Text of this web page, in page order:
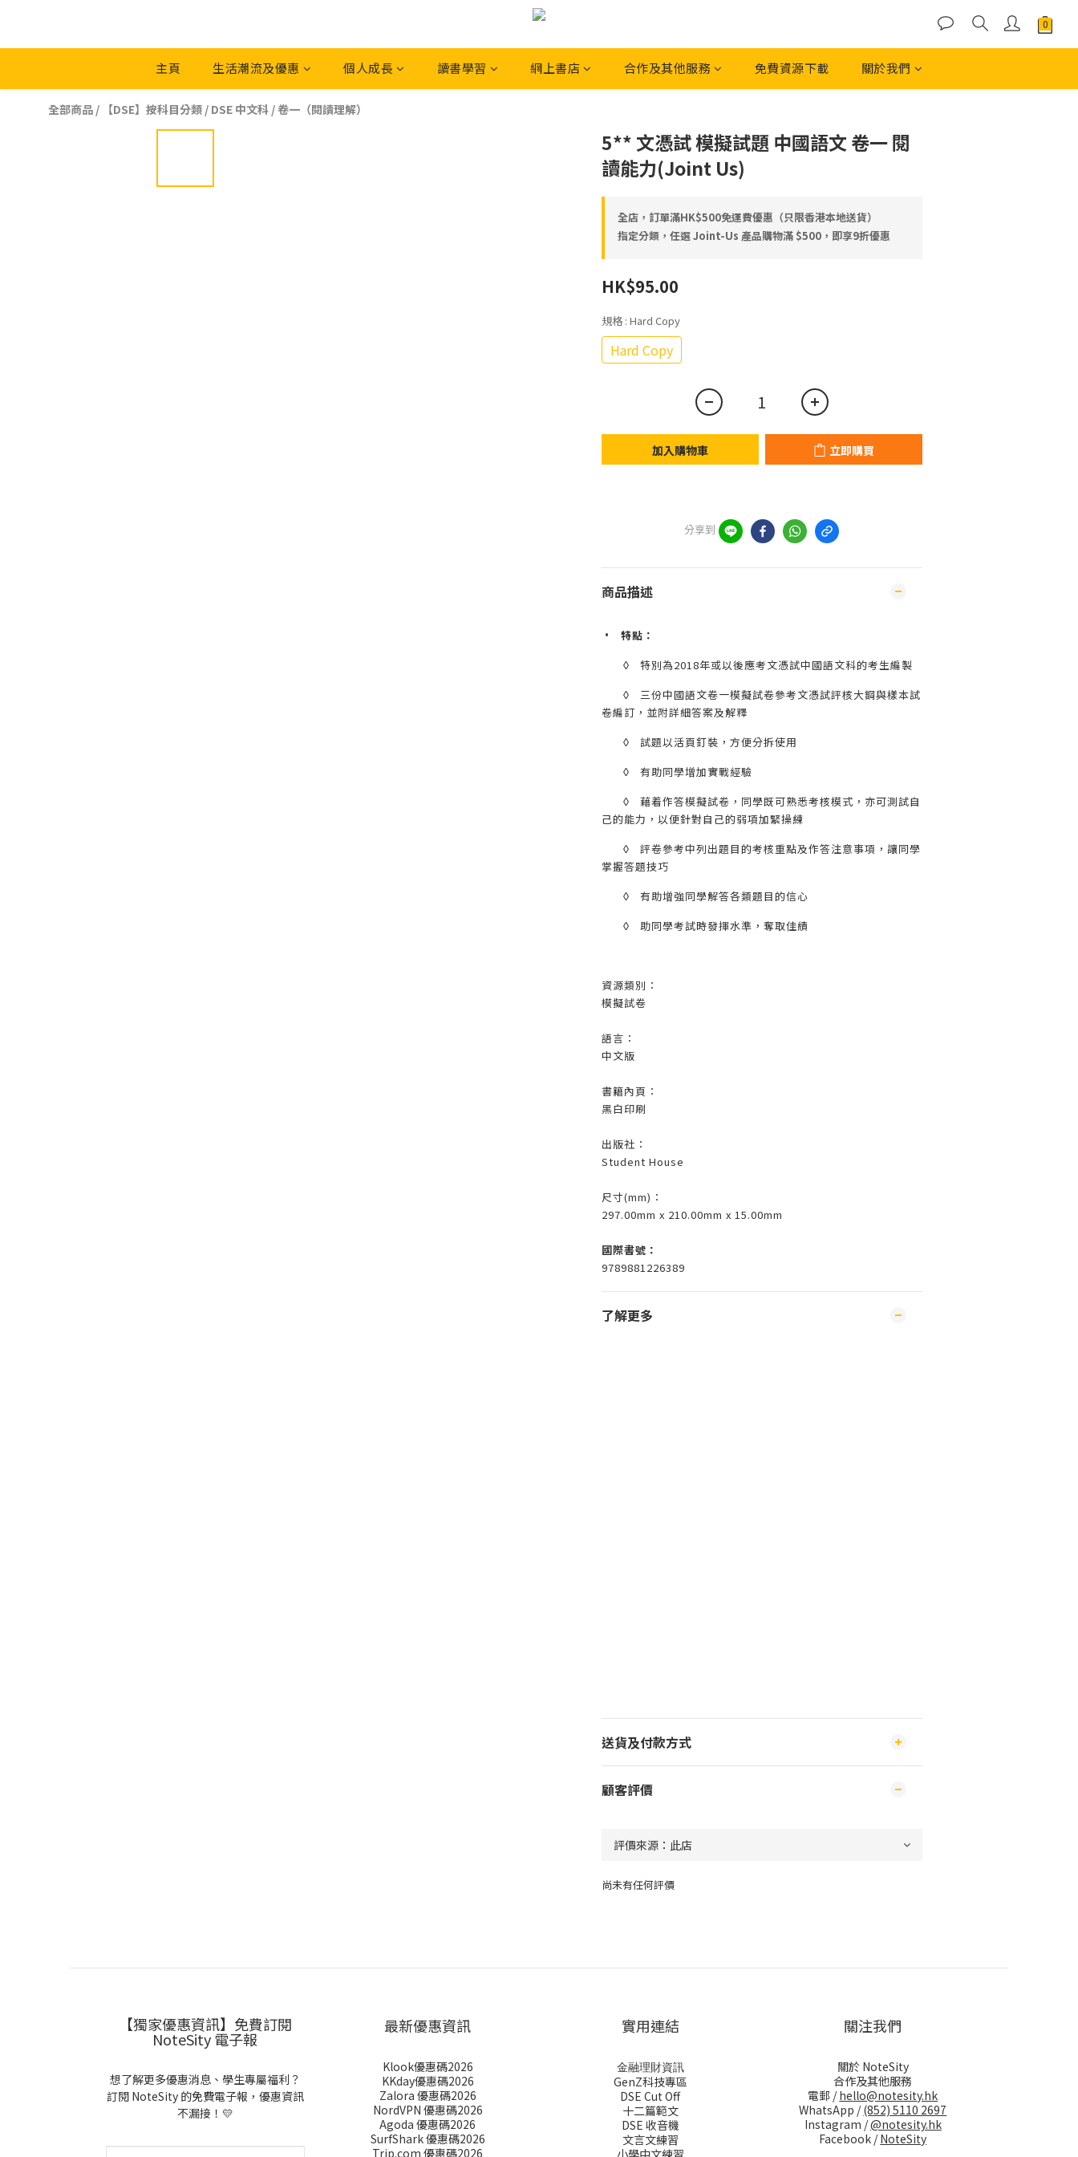
主頁 生活潮流及優惠 個人成長 讀書學習 網上書店 合作及其他服務 免費資源下載 關於我們
全部商品 / 【DSE】按科目分類 / DSE 中文科 / 卷一（閱讀理解）
5** 文憑試 模擬試題 中國語文 卷一 閱
讀能力(Joint Us)
全店，訂單滿HK$500免運費優惠（只限香港本地送貨）
指定分類，任選 Joint-Us 產品⁠⁠購物滿 $500，即享9折優惠
HK$95.00
規格 : Hard Copy
Hard Copy
加入購物車 立即購買
分享到
商品描述
•
特點：
◊
特別為2018年或以後應考文憑試中國語文科的考生編製
◊
三份中國語文卷一模擬試卷參考文憑試評核大鋼與樣本試
卷編訂，並附詳細答案及解釋
◊
試題以活頁釘裝，方便分拆使用
◊
有助同學增加實戰經驗
◊
藉着作答模擬試卷，同學既可熟悉考核模式，亦可測試自
己的能力，以便針對自己的弱項加緊操練
◊
評卷參考中列出題目的考核重點及作答注意事項，讓同學
掌握答題技巧
◊
有助增強同學解答各類題目的信心
◊
助同學考試時發揮水準，奪取佳績
資源類別：
模擬試卷
語言：
中文版
書籍內頁：
黑白印刷
出版社：
Student House
尺寸(mm)：
297.00mm x 210.00mm x 15.00mm
國際書號：
9789881226389
了解更多
送貨及付款方式
顧客評價
尚未有任何評價
【獨家優惠資訊】免費訂閱
NoteSity 電子報
想了解更多優惠消息、學生專屬福利？
訂閱 NoteSity 的免費電子報，優惠資訊
不漏接！💛
最新優惠資訊
Klook優惠碼2026
KKday優惠碼2026
Zalora 優惠碼2026
NordVPN 優惠碼2026
Agoda 優惠碼2026
SurfShark 優惠碼2026
Trip.com 優惠碼2026
實用連結
金融理財資訊
GenZ科技專區
DSE Cut Off
十二篇範文
DSE 收音機
文言文練習
小學中文練習
關注我們
關於 NoteSity
合作及其他服務
電郵 /hello@notesity.hk
WhatsApp /(852) 5110 2697
Instagram /@notesity.hk
Facebook /NoteSity